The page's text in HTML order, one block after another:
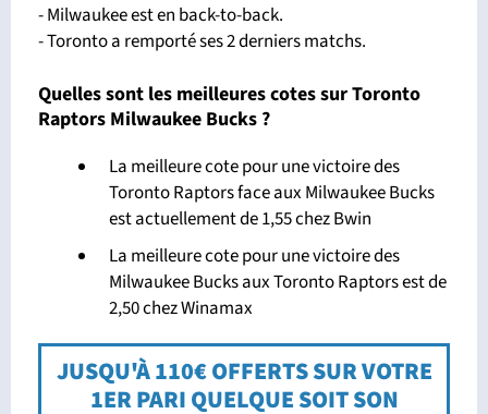
- Milwaukee est en back-to-back.
- Toronto a remporté ses 2 derniers matchs.
Quelles sont les meilleures cotes sur Toronto
Raptors Milwaukee Bucks ?
La meilleure cote pour une victoire des
Toronto Raptors face aux Milwaukee Bucks
est actuellement de 1,55 chez Bwin
La meilleure cote pour une victoire des
Milwaukee Bucks aux Toronto Raptors est de
2,50 chez Winamax
JUSQU'À 110€ OFFERTS SUR VOTRE
1ER PARI QUELQUE SOIT SON